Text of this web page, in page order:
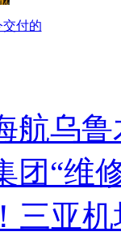
交付的
航乌
团“维
三亚